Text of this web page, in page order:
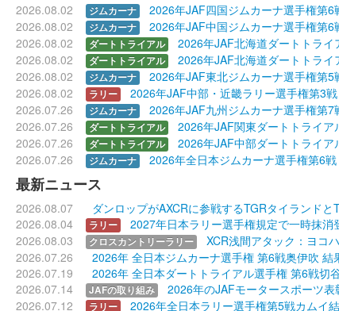
2026.08.02 ジムカーナ
2026年JAF四国ジムカーナ選手権第
2026.08.02
ジムカーナ
2026年JAF中国ジムカーナ選手権第
2026.08.02
ダートトライアル
2026年JAF北海道ダートトラ
2026.08.02
ダートトライアル
2026年JAF北海道ダートトラ
2026.08.02
ジムカーナ
2026年JAF東北ジムカーナ選手権第
2026.08.02
ラリー
2026年JAF中部・近畿ラリー選手権第3
2026.07.26
ジムカーナ
2026年JAF九州ジムカーナ選手権第
2026.07.26
ダートトライアル
2026年JAF関東ダートトライ
2026.07.26
ダートトライアル
2026年JAF中部ダートトライ
2026.07.26
ジムカーナ 2026年全日本ジムカーナ選手権第6
最新ニュース
2026.08.07
ダンロップがAXCRに参戦するTGRタイランド
2026.08.04
ラリー
2027年日本ラリー選手権規定で一時抹
2026.08.03
クロスカントリーラリー
XCR浅間アタック：ヨコ
2026.07.26
2026年 全日本ジムカーナ選手権 第6戦奥伊吹 結
2026.07.19
2026年 全日本ダートトライアル選手権 第6戦切
2026.07.14
JAFの取り組み
2026年のJAFモータースポーツ
2026.07.12
ラリー 2026年全日本ラリー選手権第5戦カムイ